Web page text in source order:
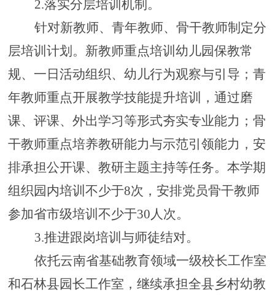
2.落实分层培训机制 。
针对新教师、青年教师、骨干教师制定分
层培训计划。新教师重点培训幼儿园保教常
规、一日活动组织、幼儿行为观察与引导；青
年教师重点开展教学技能提升培训，通过磨
课、评课、外出学习等形式夯实专业能力；骨
干教师重点培养教研能力与示范引领能力，安
排承担公开课、教研主题主持等任务。本学期
组织园内培训不少于8次，安排党员骨干教师
参加省市级培训不少于30人次。
3.推进跟岗培训与师徒结对。
依托云南省基础教育领域一级校长工作室
和石林县园长工作室， 继续承担全县乡村幼教